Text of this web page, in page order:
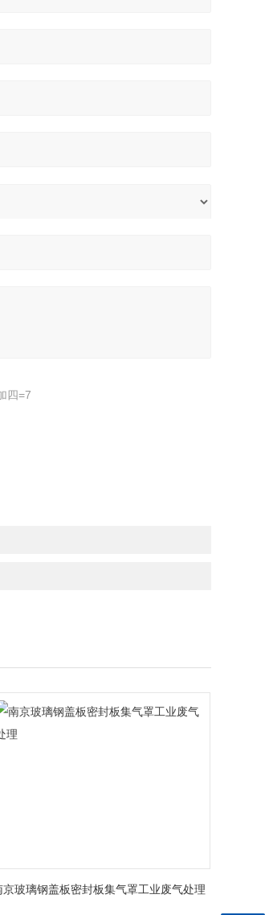
四=7
京玻璃钢盖板密封板集气罩工业废气处理